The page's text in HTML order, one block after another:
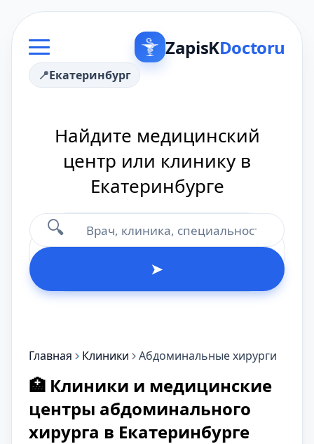
ZapisKDoctoru
Екатеринбург
Найдите медицинский
центр или клинику в
Екатеринбурге
🔍
➤
Главная Клиники Абдоминальные хирурги
🏥 Клиники и медицинские
центры абдоминального
хирурга в Екатеринбурге